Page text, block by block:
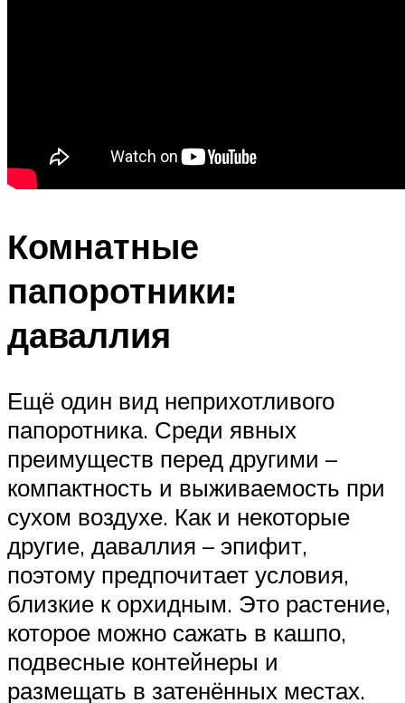
Комнатные
папоротники:
даваллия
Ещё один вид неприхотливого
папоротника. Среди явных
преимуществ перед другими –
компактность и выживаемость при
сухом воздухе. Как и некоторые
другие, даваллия – эпифит,
поэтому предпочитает условия,
близкие к орхидным. Это растение,
которое можно сажать в кашпо,
подвесные контейнеры и
размещать в затенённых местах.